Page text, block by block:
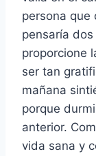
persona que
pensaría
proporcione
ser tan
mañana
porque
anterior.
vida sana y